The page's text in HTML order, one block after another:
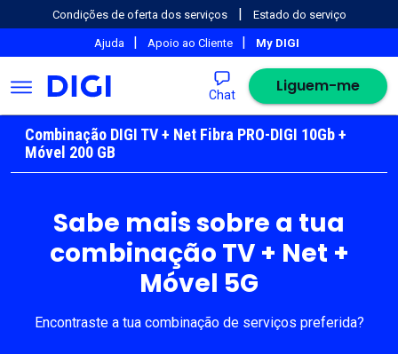
Condições de oferta dos serviços | Estado do serviço
Ajuda | Apoio ao Cliente | My DIGI
Chat Liguem-me
Combinação DIGI TV + Net Fibra PRO-DIGI 10Gb +
Móvel 200 GB
Sabe mais sobre a tua
combinação TV + Net +
Móvel 5G
Encontraste a tua combinação de serviços preferida?